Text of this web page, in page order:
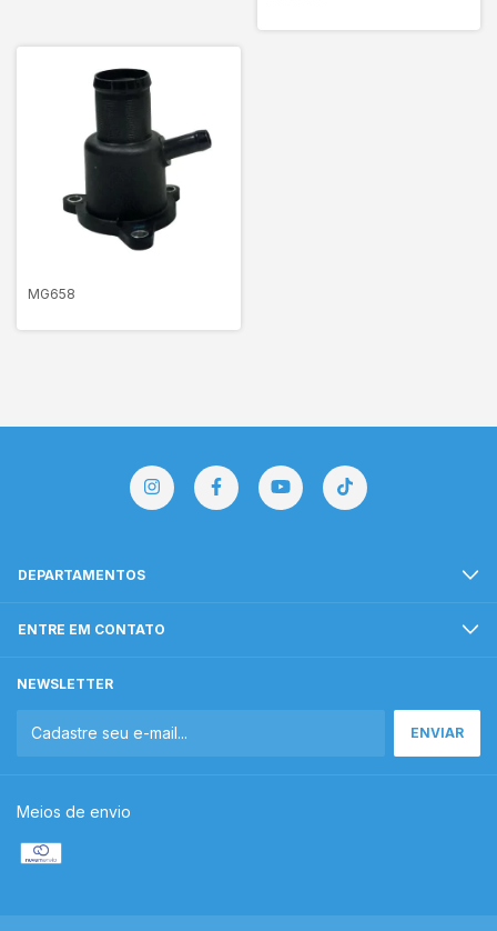
MG658
DEPARTAMENTOS
ENTRE EM CONTATO
NEWSLETTER
Meios de envio